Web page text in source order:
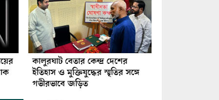
কালুরঘাট বেতার কেন্দ্র দেশের
ইতিহাস ও মুক্তিযুদ্ধের স্মৃতির সঙ্গে
গভীরভাবে জড়িত